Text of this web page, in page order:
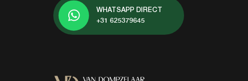
WHATSAPP DIRECT
+31 625379645